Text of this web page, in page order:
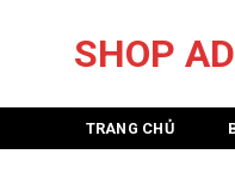
SHOP
TRANG CHỦ